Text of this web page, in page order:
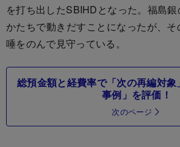
を打ち出したSBIHDとなった。福島
かたちで動きだすことになったが、
唾をのんで見守っている。
総預金額と経費率で「次の再編対
事例」を評価！
次のページ